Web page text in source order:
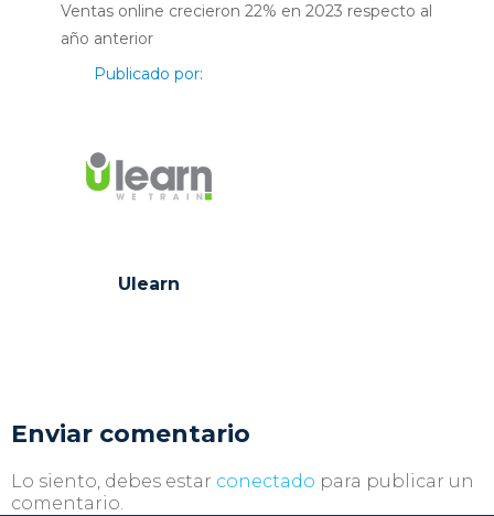
Ventas online crecieron 22% en 2023 respecto al
año anterior
Publicado por:
Ulearn
Enviar comentario
Lo siento, debes estar conectado para publicar un
comentario.